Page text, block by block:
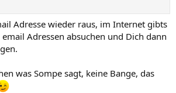
Adresse wieder raus, im Internet gibts
Adressen absuchen und Dich dann
was Sompe sagt, keine Bange, das